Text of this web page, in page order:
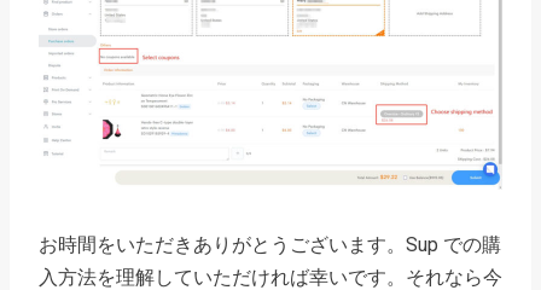
お時間をいただきありがとうございます。Sup での購
入方法を理解していただければ幸いです。それなら今